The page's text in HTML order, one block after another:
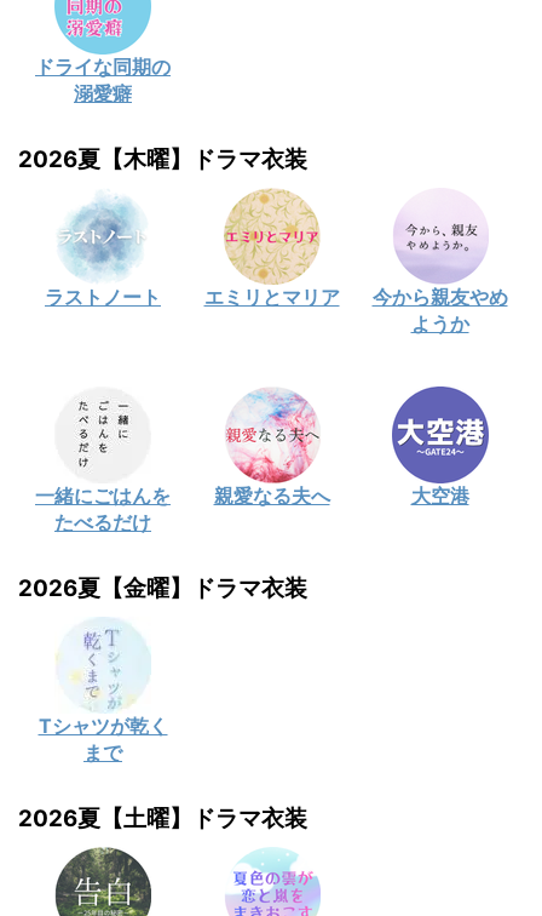
ドライな同期の
溺愛癖
2026夏【木曜】ドラマ衣装
ラストノート エミリとマリア
今から親友やめ
ようか
一緒にごはんを
たべるだけ
親愛なる夫へ 大空港
2026夏【金曜】ドラマ衣装
Tシャツが乾く
まで
2026夏【土曜】ドラマ衣装